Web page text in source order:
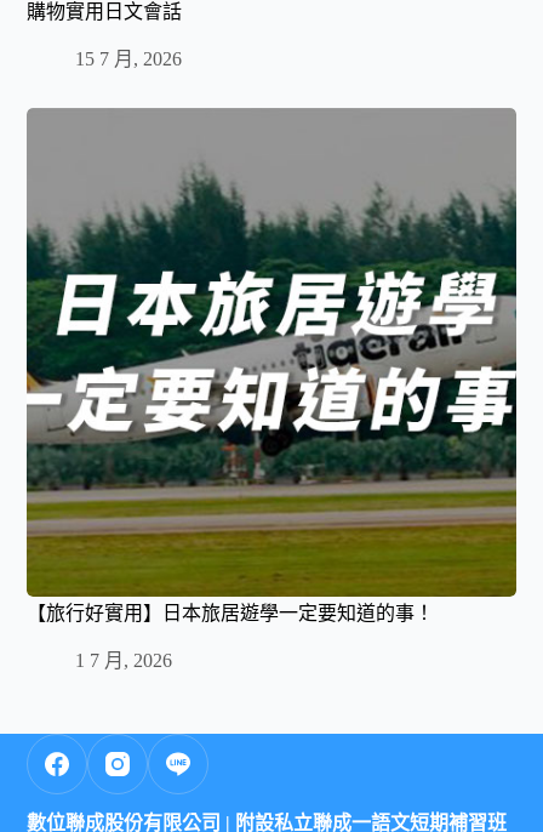
購物實用日文會話
15 7 月, 2026
【旅行好實用】日本旅居遊學一定要知道的事！
1 7 月, 2026
數位聯成股份有限公司 | 附設私立聯成一語文短期補習班